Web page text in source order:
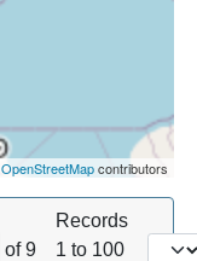
OpenStreetMapcontributors
of 9
Records
1 to 100